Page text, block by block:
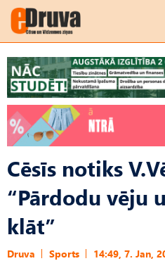
Cēsīs notiks
“Pārdodu vēju
klāt”
Druva Sports 14:49, 7. Jan,